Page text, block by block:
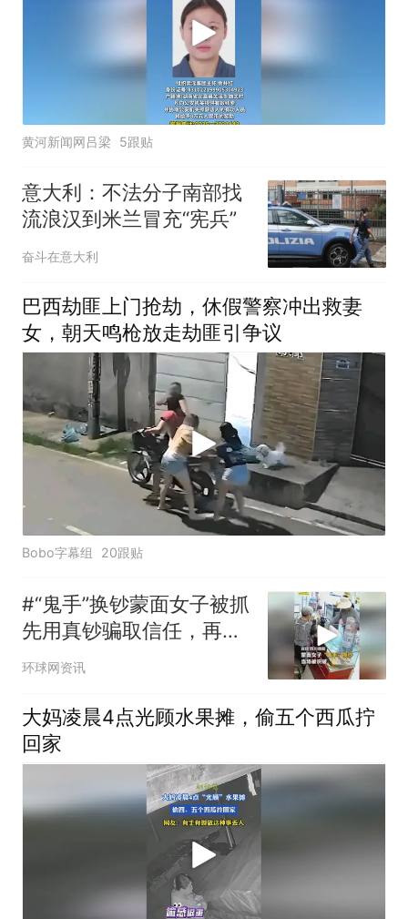
黄河新闻网吕梁 5跟贴
意大利：不法分子南部找
流浪汉到米兰冒充“宪兵”
奋斗在意大利
巴西劫匪上门抢劫，休假警察冲出救妻
女，朝天鸣枪放走劫匪引争议
Bobo字幕组 20跟贴
#“鬼手”换钞蒙面女子被抓
先用真钞骗取信任，再分
散店主注意力偷换假钞。
破后仍故技重施，两地警
方联手将其缉拿归案。
（来源：央视新闻 ）
环球网资讯
大妈凌晨4点光顾水果摊，偷五个西瓜拧
回家